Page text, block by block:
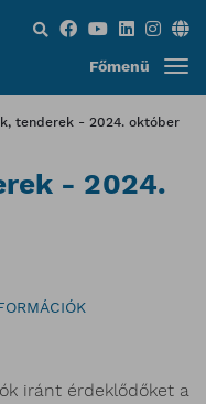
Keresés...
Főmenü
tenderek - 2024. október
- 2024.
iránt érdeklődőket a